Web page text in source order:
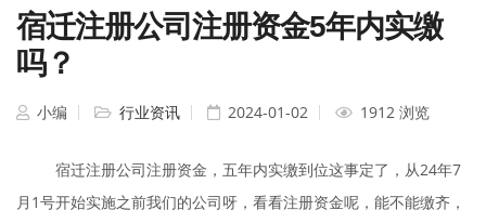
宿迁注册公司注册资金5年内实缴
吗？
小编 行业资讯 2024-01-02 1912 浏览
宿迁注册公司注册资金，五年内实缴到位这事定了，从24年7
月1号开始实施之前我们的公司呀，看看注册资金呢，能不能缴齐，